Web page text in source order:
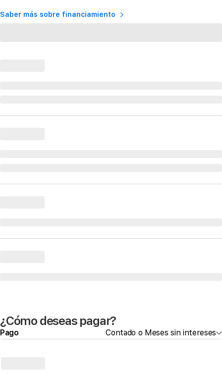
Saber más sobre financiamiento
¿Cómo deseas pagar?
Pago Contado o Meses sin intereses